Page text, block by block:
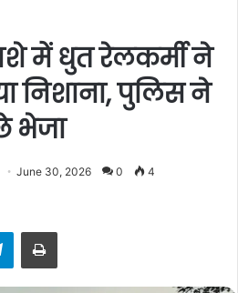
में धुत रेलकर्मी ने
निशाना, पुलिस ने
भेजा
June 30, 2026 0 4
Telegram